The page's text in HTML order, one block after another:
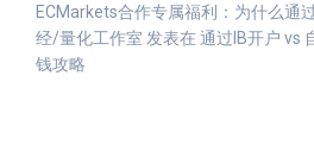
ECMarkets合作专属福利：为什么通
经/量化工作室 发表在 通过IB开户 vs
钱攻略